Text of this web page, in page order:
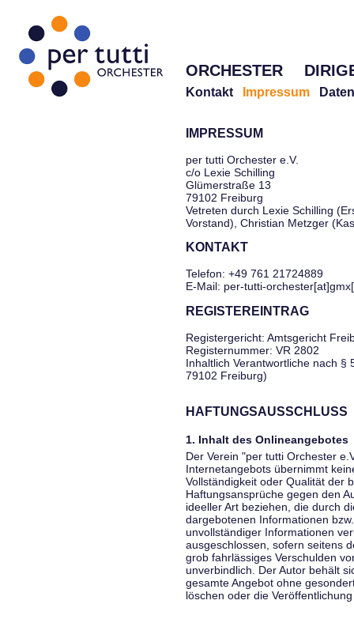
ORCHESTER
Kontakt Impressum
IMPRESSUM
per tutti Orchester e.V.
c/o Lexie Schilling
Glümerstraße 13
79102 Freiburg
Vetreten durch Lexie Schilling
Vorstand), Christian Metzger
KONTAKT
Telefon: +49 761 21724889
E-Mail: per-tutti-
REGISTEREINTRAG
Registergericht: Amtsgericht
Registernummer: VR 2802
Inhaltlich Verantwortliche nach §
79102 Freiburg)
HAFTUNGSAUSSCHLUSS
1. Inhalt des Onlineangebotes
Der Verein "per tutti Orchester
Internetangebots übernimmt
Vollständigkeit oder Qualität der
Haftungsansprüche gegen den
ideeller Art beziehen, die durch
dargebotenen Informationen
unvollständiger Informationen
ausgeschlossen, sofern seitens
grob fahrlässiges Verschulden
unverbindlich. Der Autor behält
gesamte Angebot ohne
löschen oder die